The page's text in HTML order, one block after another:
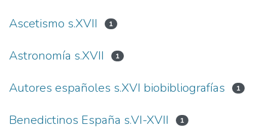
Ascetismo s.XVII 1
Astronomía s.XVII 1
Autores españoles s.XVI biobibliografías 1
Benedictinos España s.VI-XVII 1